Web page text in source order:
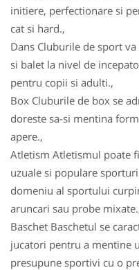
initiere, perfectionare si
cat si hard.,
Dans Cluburile de sport
si balet la nivel de
pentru copii si adulti.,
Box Cluburile de box se
doreste sa-si mentina
apere.,
Atletism Atletismul poate
uzuale si populare
domeniu al sportului
aruncari sau probe
Baschet Baschetul se
jucatori pentru a mentine
presupune sportivi cu o